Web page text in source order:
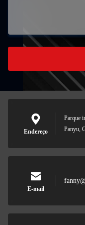
Endereço
Parque
Panyu,
E-mail